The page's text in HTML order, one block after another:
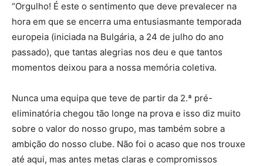
“Orgulho! É este o sentimento que deve prevalecer na
hora em que se encerra uma entusiasmante temporada
europeia (iniciada na Bulgária, a 24 de julho do ano
passado), que tantas alegrias nos deu e que tantos
momentos deixou para a nossa memória coletiva.
Nunca uma equipa que teve de partir da 2.ª pré-
eliminatória chegou tão longe na prova e isso diz muito
sobre o valor do nosso grupo, mas também sobre a
ambição do nosso clube. Não foi o acaso que nos trouxe
até aqui, mas antes metas claras e compromissos